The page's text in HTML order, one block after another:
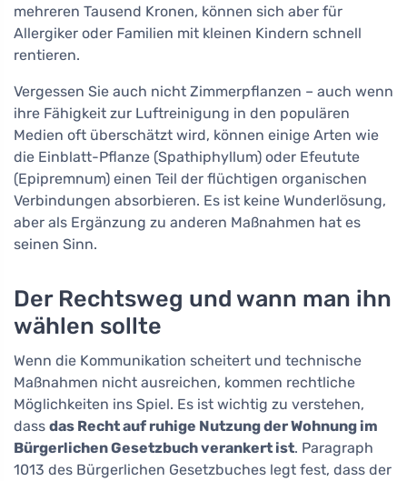
mehreren Tausend Kronen, können sich aber für
Allergiker oder Familien mit kleinen Kindern schnell
rentieren.
Vergessen Sie auch nicht Zimmerpflanzen – auch wenn
ihre Fähigkeit zur Luftreinigung in den populären
Medien oft überschätzt wird, können einige Arten wie
die Einblatt-Pflanze (Spathiphyllum) oder Efeutute
(Epipremnum) einen Teil der flüchtigen organischen
Verbindungen absorbieren. Es ist keine Wunderlösung,
aber als Ergänzung zu anderen Maßnahmen hat es
seinen Sinn.
Der Rechtsweg und wann man ihn
wählen sollte
Wenn die Kommunikation scheitert und technische
Maßnahmen nicht ausreichen, kommen rechtliche
Möglichkeiten ins Spiel. Es ist wichtig zu verstehen,
dass das Recht auf ruhige Nutzung der Wohnung im
Bürgerlichen Gesetzbuch verankert ist. Paragraph
1013 des Bürgerlichen Gesetzbuches legt fest, dass der